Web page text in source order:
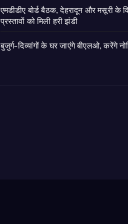
एमडीडीए बोर्ड बैठक, देहरादून और मसूरी के
प्रस्तावों को मिली हरी झंडी
बुजुर्ग-दिव्यांगों के घर जाएंगे बीएलओ, करेंगे